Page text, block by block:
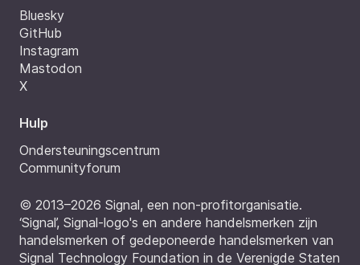
Bluesky
GitHub
Instagram
Mastodon
X
Hulp
Ondersteuningscentrum
Communityforum
© 2013–2026 Signal, een non-profitorganisatie.
‘Signal’, Signal-logo's en andere handelsmerken zijn
handelsmerken of gedeponeerde handelsmerken van
Signal Technology Foundation in de Verenigde Staten